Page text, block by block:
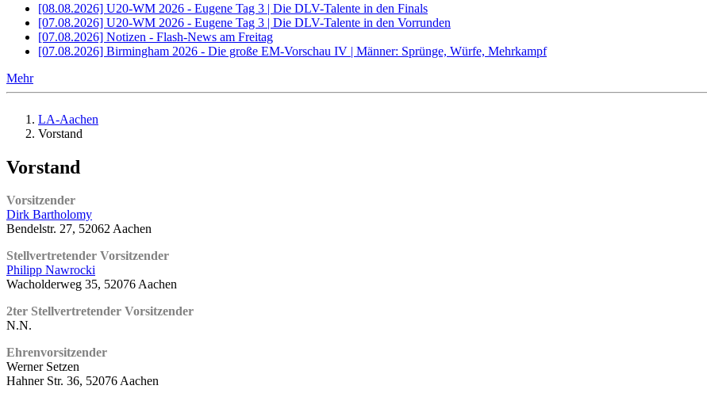
[08.08.2026] U20-WM 2026 - Eugene Tag 3 | Die DLV-Talente in den Finals
[07.08.2026] U20-WM 2026 - Eugene Tag 3 | Die DLV-Talente in den Vorrunden
[07.08.2026] Notizen - Flash-News am Freitag
[07.08.2026] Birmingham 2026 - Die große EM-Vorschau IV | Männer: Sprünge, Würfe, Mehrkampf
Mehr
LA-Aachen
Vorstand
Vorstand
Vorsitzender
Dirk Bartholomy
Bendelstr. 27, 52062 Aachen
Stellvertretender Vorsitzender
Philipp Nawrocki
Wacholderweg 35, 52076 Aachen
2ter Stellvertretender Vorsitzender
N.N.
Ehrenvorsitzender
Werner Setzen
Hahner Str. 36, 52076 Aachen